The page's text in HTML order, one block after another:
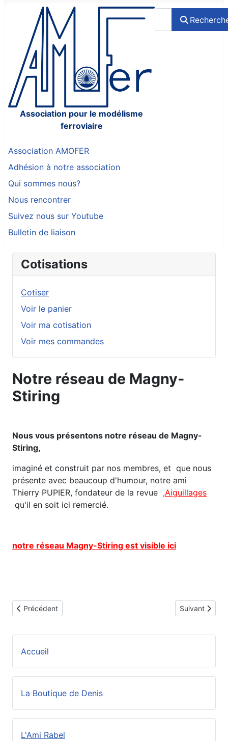
Association pour le modélisme
ferroviaire
Rechercher
Association AMOFER
Adhésion à notre association
Qui sommes nous?
Nous rencontrer
Suivez nous sur Youtube
Bulletin de liaison
Cotisations
Cotiser
Voir le panier
Voir ma cotisation
Voir mes commandes
Notre réseau de Magny-
Stiring
Nous vous présentons notre réseau de Magny-
Stiring,
imaginé et construit par nos membres, et que nous
présente avec beaucoup d'humour, notre ami
Thierry PUPIER, fondateur de la revue ,Aiguillages
qu'il en soit ici remercié.
notre réseau Magny-Stiring est visible ici
Article précédent : Les Mines de Ross et Lange
Précédent Article
Suivant
Accueil
La Boutique de Denis
L'Ami Rabel